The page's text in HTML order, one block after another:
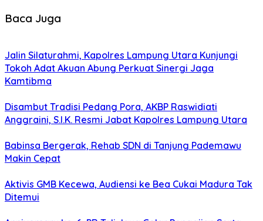
Baca Juga
Jalin Silaturahmi, Kapolres Lampung Utara Kunjungi
Tokoh Adat Akuan Abung Perkuat Sinergi Jaga
Kamtibma
Disambut Tradisi Pedang Pora, AKBP Raswidiati
Anggraini, S.I.K. Resmi Jabat Kapolres Lampung Utara
Babinsa Bergerak, Rehab SDN di Tanjung Pademawu
Makin Cepat
Aktivis GMB Kecewa, Audiensi ke Bea Cukai Madura Tak
Ditemui